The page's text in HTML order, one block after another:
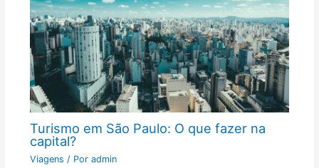
Turismo em São Paulo: O que fazer na
capital?
Viagens / Por admin